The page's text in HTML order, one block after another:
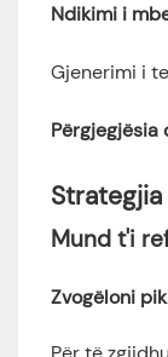
Ndikimi i
Gjenerimi i
Përgjegjësia
Mund t'i
Zvogëloni